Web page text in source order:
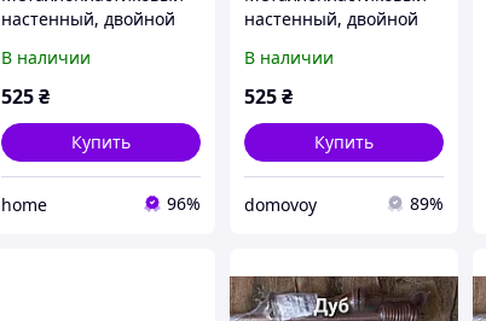
настенный, двойной
штор в спальню 3 м
белый
В наличии
525₴
Купить
home 96%
настенный, двойной
штор в спальню 3 м
белый
В наличии
525₴
Купить
domovoy 89%